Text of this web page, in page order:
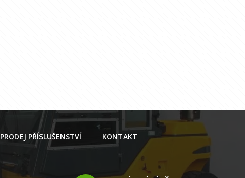
PRODEJ PŘÍSLUŠENSTVÍ KONTAKT